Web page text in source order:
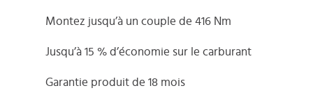
Montez jusqu’à un couple de 416 Nm
Jusqu’à 15 % d’économie sur le carburant
Garantie produit de 18 mois